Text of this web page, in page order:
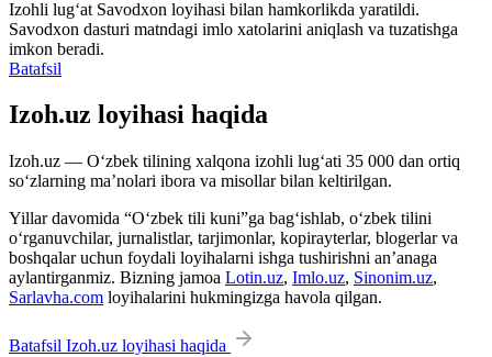
Izohli lugʻat Savodxon loyihasi bilan hamkorlikda yaratildi.
Savodxon dasturi matndagi imlo xatolarini aniqlash va tuzatishga
imkon beradi.
Batafsil
Izoh.uz loyihasi haqida
Izoh.uz — O‘zbek tilining xalqona izohli lug‘ati 35 000 dan ortiq
so‘zlarning ma’nolari ibora va misollar bilan keltirilgan.
Yillar davomida “O‘zbek tili kuni”ga bag‘ishlab, o‘zbek tilini
o‘rganuvchilar, jurnalistlar, tarjimonlar, kopirayterlar, blogerlar va
boshqalar uchun foydali loyihalarni ishga tushirishni an’anaga
aylantirganmiz. Bizning jamoa Lotin.uz, Imlo.uz, Sinonim.uz,
Sarlavha.com loyihalarini hukmingizga havola qilgan.
Batafsil Izoh.uz loyihasi haqida